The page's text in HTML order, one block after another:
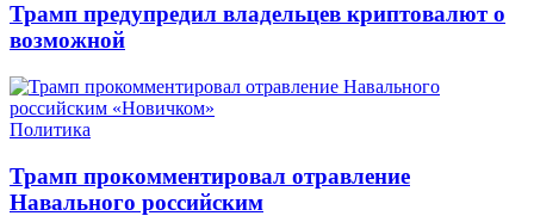
Трамп предупредил владельцев криптовалют о
возможной
Политика
Трамп прокомментировал отравление
Навального российским